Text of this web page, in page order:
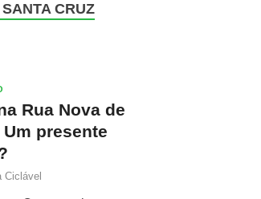
CRUZ
Rua Nova de
presente
Ciclável